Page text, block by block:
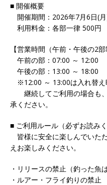
■ 開催概要
開催期間：2026年7月6日(
利用料金：各部一律 500円
【営業時間（午前・午後の2部
午前の部：07:00 ～ 12:00
午後の部：13:00 ～ 18:00
※12:00 ～ 13:00は入れ替え
継続してご利用の場合も、
承ください。
■ ご利用ルール（必ずお読みく
皆様に安全に楽しんでいた
えお楽しみください。
・リリースの禁止（釣った魚
・ルアー・フライ釣りの禁止